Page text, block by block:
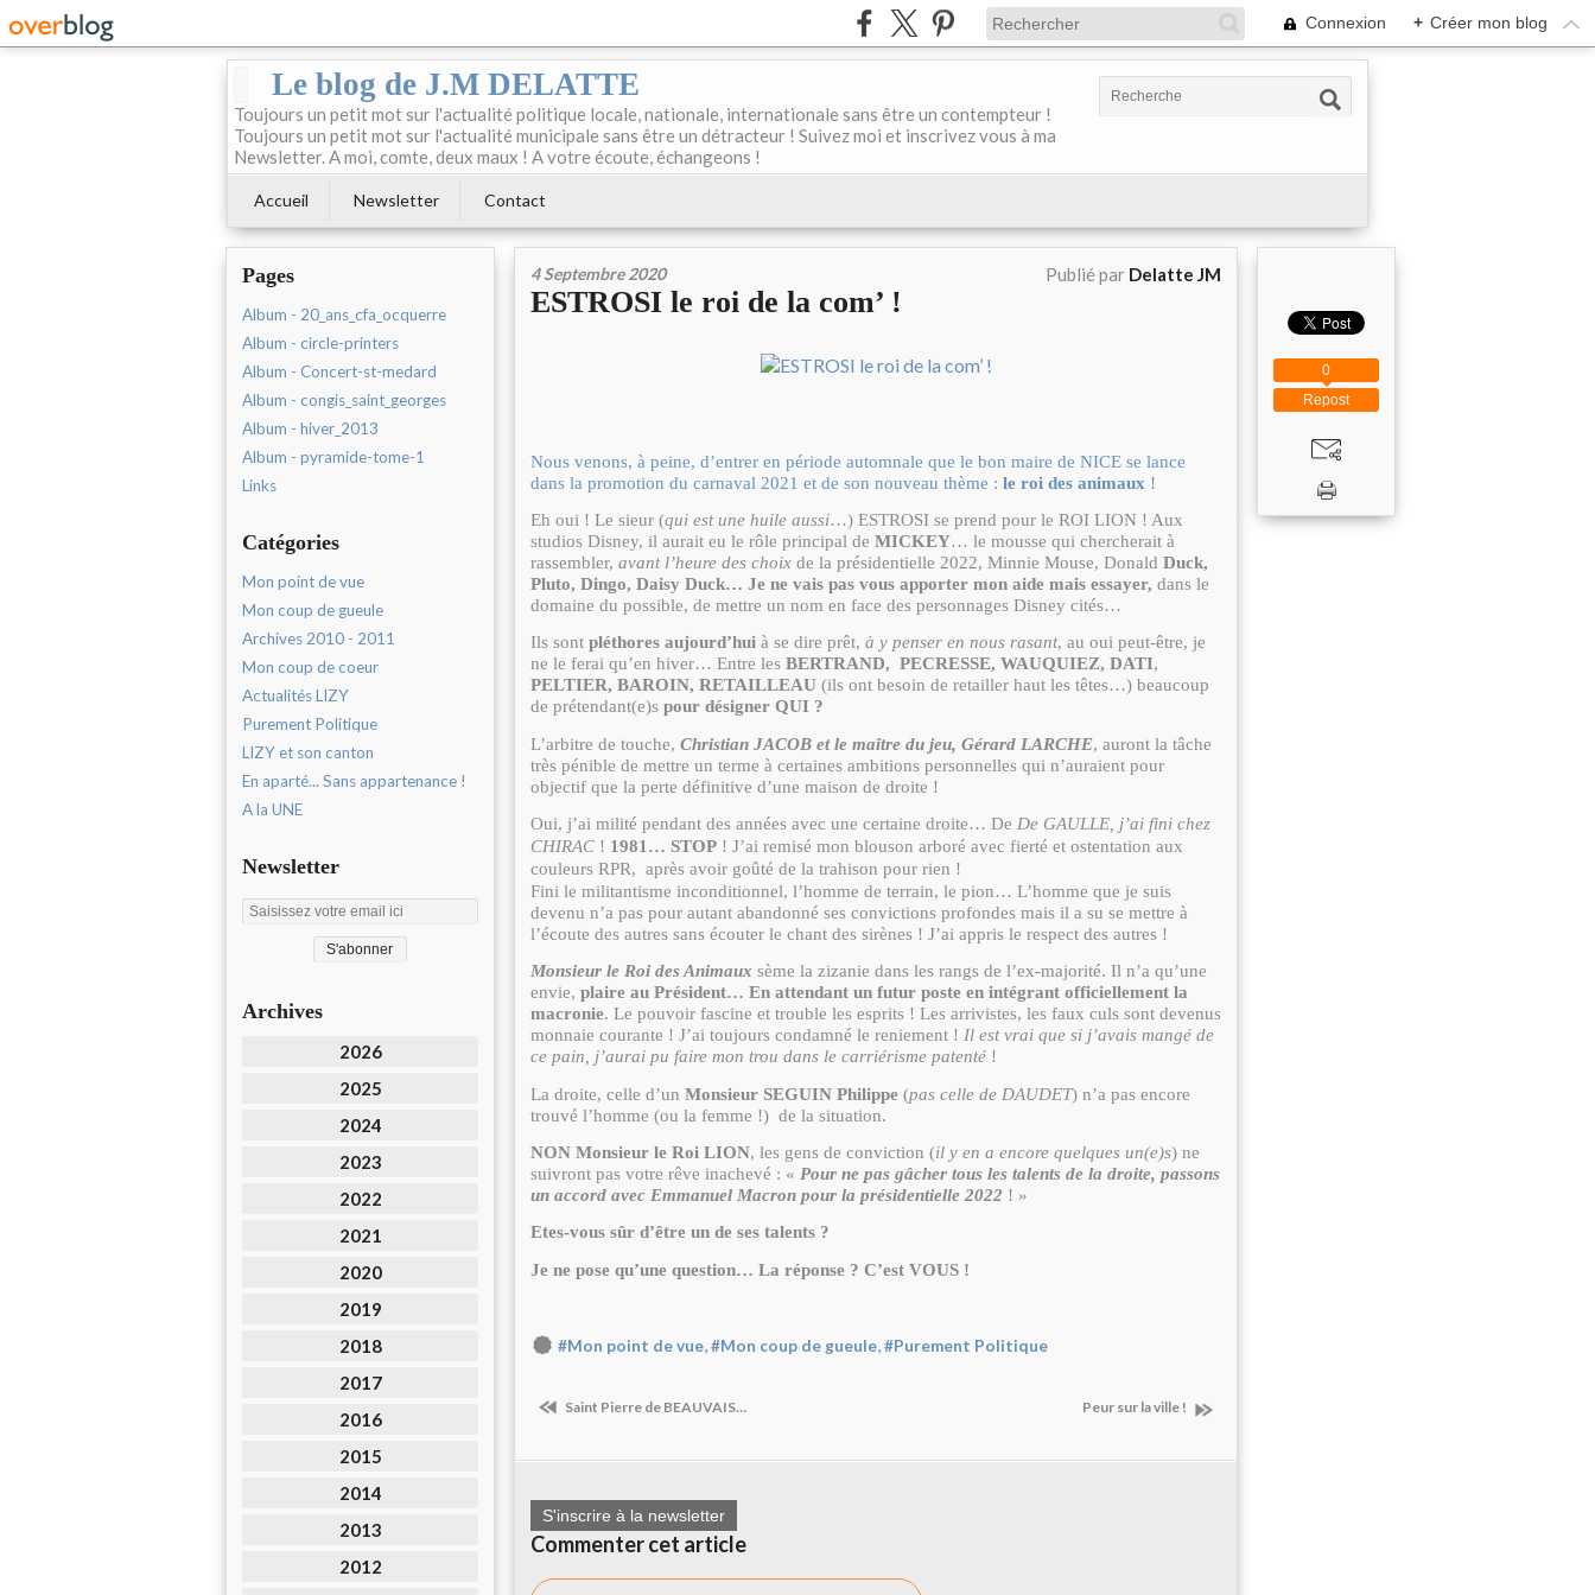
Connexion + Créer mon blog
Le blog de J.M DELATTE
Toujours un petit mot sur l'actualité politique locale, nationale, internationale sans être un contempteur !
Toujours un petit mot sur l'actualité municipale sans être un détracteur ! Suivez moi et inscrivez vous à ma
Newsletter. A moi, comte, deux maux ! A votre écoute, échangeons !
Accueil Newsletter Contact
Pages
Album - 20_ans_cfa_ocquerre
Album - circle-printers
Album - Concert-st-medard
Album - congis_saint_georges
Album - hiver_2013
Album - pyramide-tome-1
Links
Catégories
Mon point de vue
Mon coup de gueule
Archives 2010 - 2011
Mon coup de coeur
Actualités LIZY
Purement Politique
LIZY et son canton
En aparté... Sans appartenance !
A la UNE
Newsletter
Archives
2026
2025
2024
2023
2022
2021
2020
2019
2018
2017
2016
2015
2014
2013
2012
4 Septembre 2020 Publié par Delatte JM
ESTROSI le roi de la com’ !
Nous venons, à peine, d’entrer en période automnale que le bon maire de NICE se lance
dans la promotion du carnaval 2021 et de son nouveau thème : le roi des animaux !
Eh oui ! Le sieur (qui est une huile aussi…) ESTROSI se prend pour le ROI LION ! Aux
studios Disney, il aurait eu le rôle principal de MICKEY… le mousse qui chercherait à
rassembler, avant l’heure des choix de la présidentielle 2022, Minnie Mouse, Donald Duck,
Pluto, Dingo, Daisy Duck… Je ne vais pas vous apporter mon aide mais essayer, dans le
domaine du possible, de mettre un nom en face des personnages Disney cités…
Ils sont pléthores aujourd’hui à se dire prêt, à y penser en nous rasant, au oui peut-être, je
ne le ferai qu’en hiver… Entre les BERTRAND, PECRESSE, WAUQUIEZ, DATI,
PELTIER, BAROIN, RETAILLEAU (ils ont besoin de retailler haut les têtes…) beaucoup
de prétendant(e)s pour désigner QUI ?
L’arbitre de touche, Christian JACOB et le maître du jeu, Gérard LARCHE, auront la tâche
très pénible de mettre un terme à certaines ambitions personnelles qui n’auraient pour
objectif que la perte définitive d’une maison de droite !
Oui, j’ai milité pendant des années avec une certaine droite… De De GAULLE, j’ai fini chez
CHIRAC ! 1981… STOP ! J’ai remisé mon blouson arboré avec fierté et ostentation aux
couleurs RPR, après avoir goûté de la trahison pour rien !
Fini le militantisme inconditionnel, l’homme de terrain, le pion… L’homme que je suis
devenu n’a pas pour autant abandonné ses convictions profondes mais il a su se mettre à
l’écoute des autres sans écouter le chant des sirènes ! J’ai appris le respect des autres !
Monsieur le Roi des Animaux sème la zizanie dans les rangs de l’ex-majorité. Il n’a qu’une
envie, plaire au Président… En attendant un futur poste en intégrant officiellement la
macronie. Le pouvoir fascine et trouble les esprits ! Les arrivistes, les faux culs sont devenus
monnaie courante ! J’ai toujours condamné le reniement ! Il est vrai que si j’avais mangé de
ce pain, j’aurai pu faire mon trou dans le carriérisme patenté !
La droite, celle d’un Monsieur SEGUIN Philippe (pas celle de DAUDET) n’a pas encore
trouvé l’homme (ou la femme !) de la situation.
NON Monsieur le Roi LION, les gens de conviction (il y en a encore quelques un(e)s) ne
suivront pas votre rêve inachevé : « Pour ne pas gâcher tous les talents de la droite, passons
un accord avec Emmanuel Macron pour la présidentielle 2022 ! »
Etes-vous sûr d’être un de ses talents ?
Je ne pose qu’une question… La réponse ? C’est VOUS !
#Mon point de vue,#Mon coup de gueule,#Purement Politique
Saint Pierre de BEAUVAIS… Peur sur la ville !
S'inscrire à la newsletter
Commenter cet article
Repost
0